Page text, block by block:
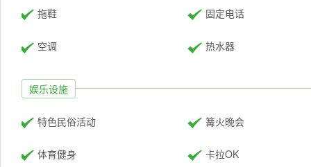
拖鞋 固定电话
空调 热水器
娱乐设施
特色民俗活动 篝火晚会
体育健身 卡拉OK